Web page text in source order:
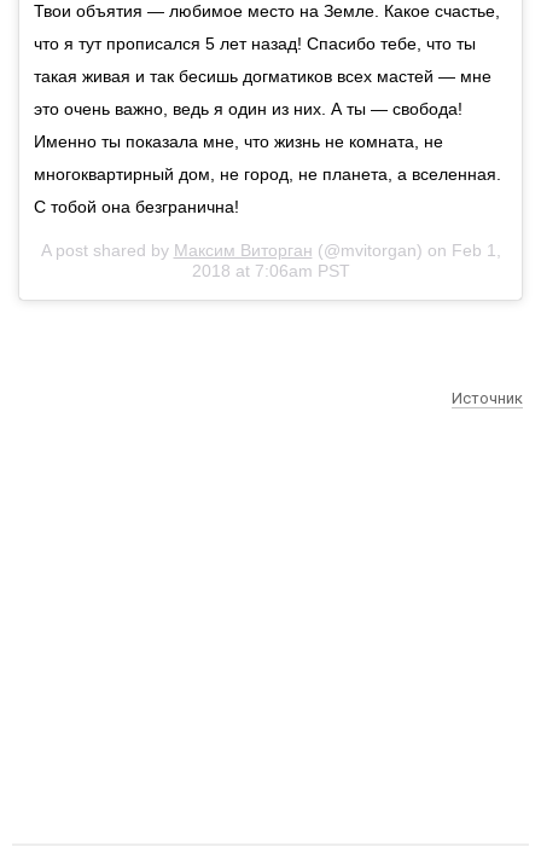
Твои объятия — любимое место на Земле. Какое счастье,
что я тут прописался 5 лет назад! Спасибо тебе, что ты
такая живая и так бесишь догматиков всех мастей — мне
это очень важно, ведь я один из них. А ты — свобода!
Именно ты показала мне, что жизнь не комната, не
многоквартирный дом, не город, не планета, а вселенная.
С тобой она безгранична!
A post shared by Максим Виторган (@mvitorgan) on Feb 1,
2018 at 7:06am PST
Источник